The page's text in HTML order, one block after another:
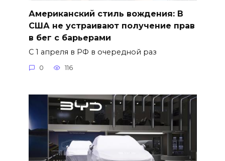
Американский стиль вождения: В
США не устраивают получение прав
в бег с барьерами
С 1 апреля в РФ в очередной раз
0 116